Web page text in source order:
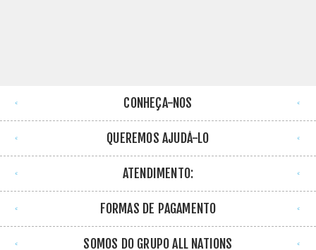
CONHEÇA-NOS
QUEREMOS AJUDÁ-LO
ATENDIMENTO:
FORMAS DE PAGAMENTO
SOMOS DO GRUPO ALL NATIONS